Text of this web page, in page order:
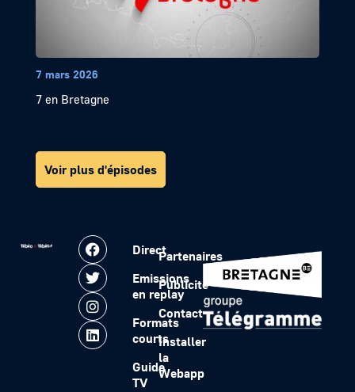
7 mars 2026
7 en Bretagne
Voir plus d'épisodes
Direct
Emissions
en replay
Formats
courts
Guide
TV
Partenaires
Publicité
Contact
Installer
la
Webapp